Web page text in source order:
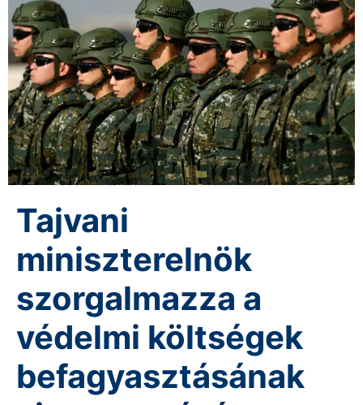
Tajvani
miniszterelnök
szorgalmazza a
védelmi költségek
befagyasztásának